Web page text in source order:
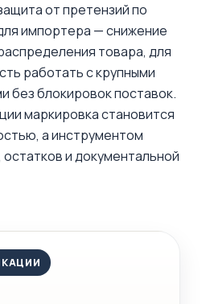
от претензий по
импортера — снижение
товара, для
работать с крупными
без блокировок поставок.
маркировка становится
а инструментом
и документальной